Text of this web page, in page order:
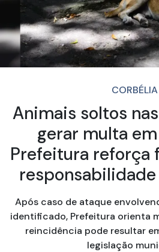
CORBÉLIA
Animais soltos
gerar multa
Prefeitura reforça
Após caso de ataque
identificado, Prefeitura orienta
reincidência pode resultar
legislação